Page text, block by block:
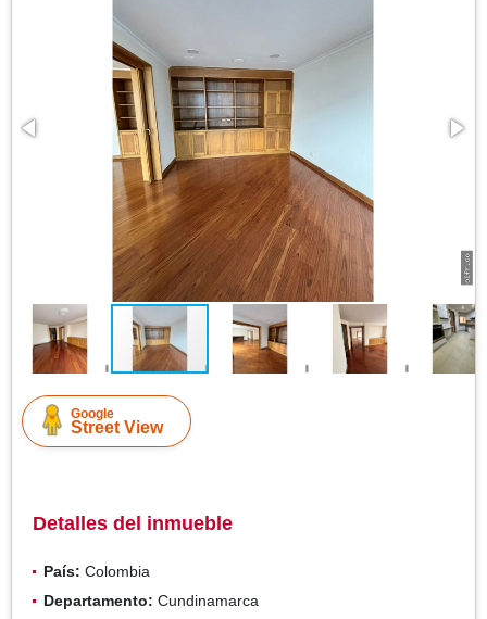
Google
Street View
Detalles del inmueble
País: Colombia
Departamento: Cundinamarca